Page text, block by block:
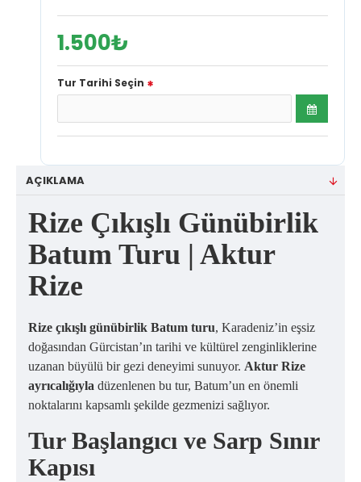
1.500₺
Tur Tarihi Seçin
AÇIKLAMA
Rize Çıkışlı Günübirlik
Batum Turu | Aktur
Rize
Rize çıkışlı günübirlik Batum turu, Karadeniz’in eşsiz
doğasından Gürcistan’ın tarihi ve kültürel zenginliklerine
uzanan büyülü bir gezi deneyimi sunuyor. Aktur Rize
ayrıcalığıyla düzenlenen bu tur, Batum’un en önemli
noktalarını kapsamlı şekilde gezmenizi sağlıyor.
Tur Başlangıcı ve Sarp Sınır
Kapısı